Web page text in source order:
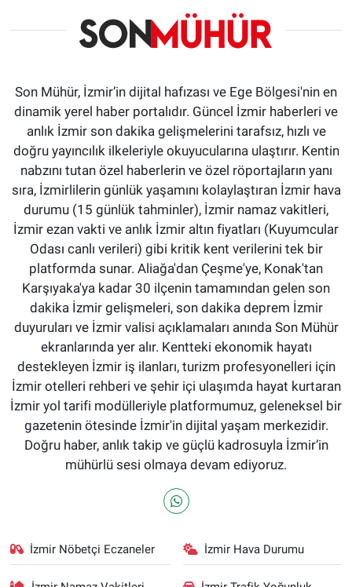
Son Mühür, İzmir’in dijital hafızası ve Ege Bölgesi'nin en
dinamik yerel haber portalıdır. Güncel İzmir haberleri ve
anlık İzmir son dakika gelişmelerini tarafsız, hızlı ve
doğru yayıncılık ilkeleriyle okuyucularına ulaştırır. Kentin
nabzını tutan özel haberlerin ve özel röportajların yanı
sıra, İzmirlilerin günlük yaşamını kolaylaştıran İzmir hava
durumu (15 günlük tahminler), İzmir namaz vakitleri,
İzmir ezan vakti ve anlık İzmir altın fiyatları (Kuyumcular
Odası canlı verileri) gibi kritik kent verilerini tek bir
platformda sunar. Aliağa'dan Çeşme'ye, Konak'tan
Karşıyaka'ya kadar 30 ilçenin tamamından gelen son
dakika İzmir gelişmeleri, son dakika deprem İzmir
duyuruları ve İzmir valisi açıklamaları anında Son Mühür
ekranlarında yer alır. Kentteki ekonomik hayatı
destekleyen İzmir iş ilanları, turizm profesyonelleri için
İzmir otelleri rehberi ve şehir içi ulaşımda hayat kurtaran
İzmir yol tarifi modülleriyle platformumuz, geleneksel bir
gazetenin ötesinde İzmir'in dijital yaşam merkezidir.
Doğru haber, anlık takip ve güçlü kadrosuyla İzmir’in
mühürlü sesi olmaya devam ediyoruz.
İzmir Nöbetçi Eczaneler İzmir Hava Durumu